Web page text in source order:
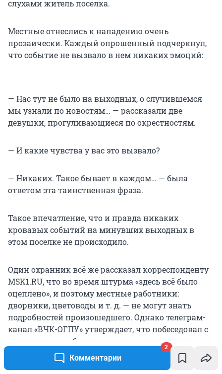
Комментарии
2
слухами житель поселка.
Местные отнеслись к нападению очень
прозаически. Каждый опрошенный подчеркнул,
что событие не вызвало в нем никаких эмоций:
— Нас тут не было на выходных, о случившемся
мы узнали по новостям… — рассказали две
девушки, прогуливающиеся по окрестностям.
— И какие чувства у вас это вызвало?
— Никаких. Такое бывает в каждом… — была
ответом эта таинственная фраза.
Такое впечатление, что и правда никаких
кровавых событий на минувших выходных в
этом поселке не происходило.
Один охранник всё же рассказал корреспонденту
MSK1.RU, что во время штурма «здесь всё было
оцеплено», и поэтому местные работники:
дворники, цветоводы и т. д. — не могут знать
подробностей произошедшего. Однако телеграм-
канал «ВЧК-ОГПУ» утверждает, что побеседовал с
садовником особняка, и он оказался очевидцем
произошедшего. Работник якобы рассказал, что
во время нападения Черненко «ругал российские